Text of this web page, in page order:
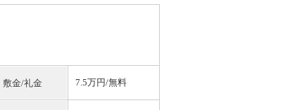
敷金/礼金 7.5万円/無料